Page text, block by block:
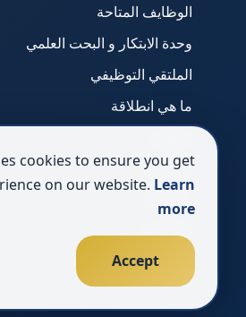
الوظايف المتاحة
وحدة الابتكار و البحت العلمي
الملتقي التوظيفي
ما هي انطلاقة
انطلاقة 2
انطلاقة 4
cookies to ensure you get
on our website. Learn
more
Accept